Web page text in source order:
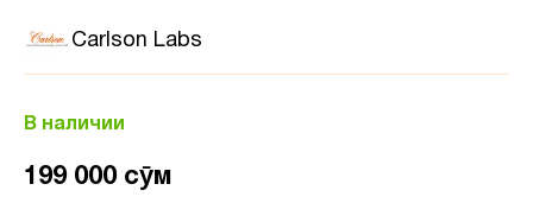
Carlson Labs
В наличии
199 000 сӯм